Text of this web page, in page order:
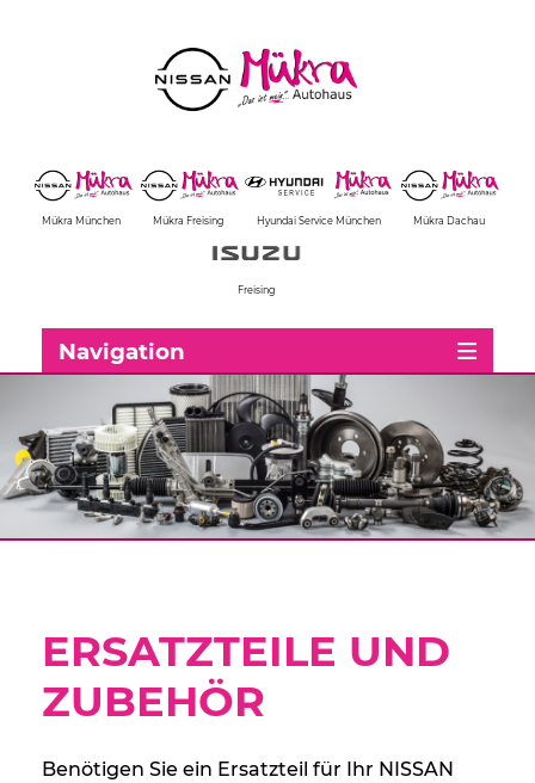
Mükra München Mükra Freising Hyundai Service München Mükra Dachau
Freising
Navigation
ERSATZTEILE UND
ZUBEHÖR
Benötigen Sie ein Ersatzteil für Ihr NISSAN